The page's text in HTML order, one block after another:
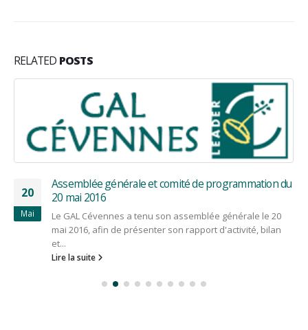
RELATED POSTS
20
Mai
Assemblée générale et comité de programmation du
20 mai 2016
Le GAL Cévennes a tenu son assemblée générale le 20
mai 2016, afin de présenter son rapport d'activité, bilan
et...
Lire la suite